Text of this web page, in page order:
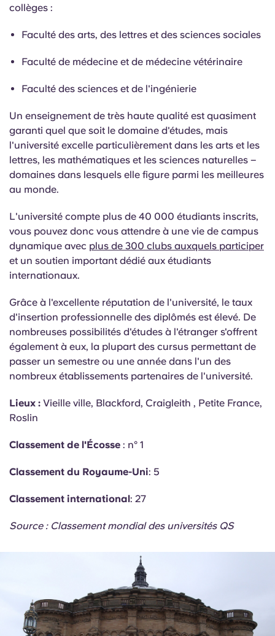
collèges :
Faculté des arts, des lettres et des sciences sociales
Faculté de médecine et de médecine vétérinaire
Faculté des sciences et de l'ingénierie
Un enseignement de très haute qualité est quasiment
garanti quel que soit le domaine d'études, mais
l'université excelle particulièrement dans les arts et les
lettres, les mathématiques et les sciences naturelles –
domaines dans lesquels elle figure parmi les meilleures
au monde.
L'université compte plus de 40 000 étudiants inscrits,
vous pouvez donc vous attendre à une vie de campus
dynamique avec plus de 300 clubs auxquels participer
et un soutien important dédié aux étudiants
internationaux.
Grâce à l'excellente réputation de l'université, le taux
d'insertion professionnelle des diplômés est élevé. De
nombreuses possibilités d'études à l'étranger s'offrent
également à eux, la plupart des cursus permettant de
passer un semestre ou une année dans l'un des
nombreux établissements partenaires de l'université.
Lieux : Vieille ville, Blackford, Craigleith , Petite France,
Roslin
Classement de l'Écosse : n° 1
Classement du Royaume-Uni: 5
Classement international: 27
Source : Classement mondial des universités QS